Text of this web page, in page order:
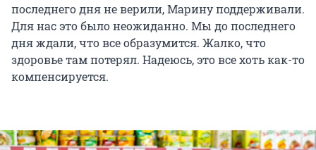
последнего дня не верили, Марину поддерживали.
Для нас это было неожиданно. Мы до последнего
дня ждали, что все образумится. Жалко, что
здоровье там потерял. Надеюсь, это все хоть как-то
компенсируется.